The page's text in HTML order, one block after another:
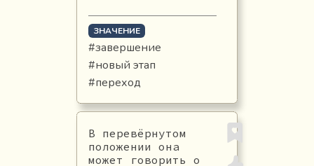
ЗНАЧЕНИЕ
#завершение
#новый этап
#переход
В перевёрнутом
положении она
может говорить о